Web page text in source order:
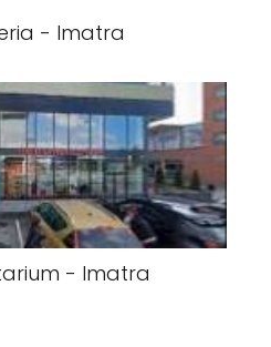
- Imatra
- Imatra